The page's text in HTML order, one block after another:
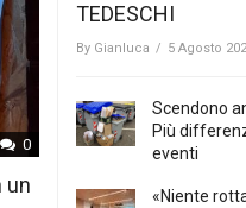
0
un
TEDESCHI
By Gianluca / 5 Agosto
Scendono
Più
eventi
«Niente